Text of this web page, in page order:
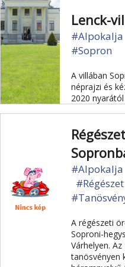
Lenck-
#Alpokalja
#Sopron
A villában
néprajzi és
2020
#Alpokalja
#Régészet
A régészeti
Soproni-
Várhelyen.
tanösvényen